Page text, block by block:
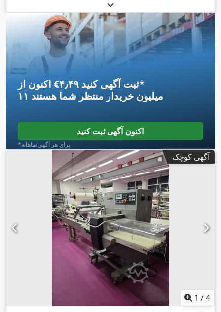
اکنون از ‎€۴٫۴۹ ثبت آگهی کنید*
۱۱ میلیون خریدار منتظر شما هستند
اکنون آگهی ثبت کنید
*برای هر آگهی/ماهانه
آگهی کوچک
1 /4